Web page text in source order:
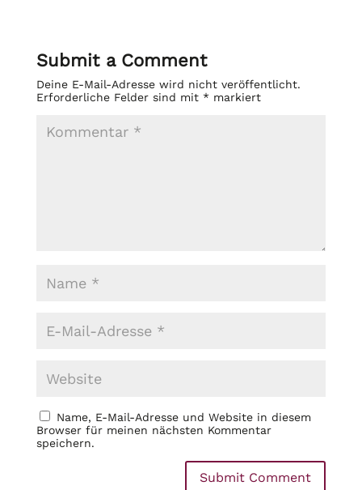
Submit a Comment
Deine E-Mail-Adresse wird nicht veröffentlicht.
Erforderliche Felder sind mit *markiert
Name, E-Mail-Adresse und Website in diesem
Browser für meinen nächsten Kommentar
speichern.